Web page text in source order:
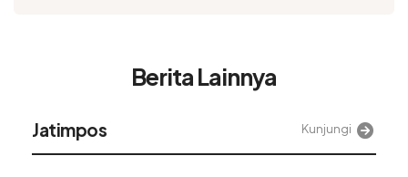
Berita Lainnya
Alinea Kunjungi